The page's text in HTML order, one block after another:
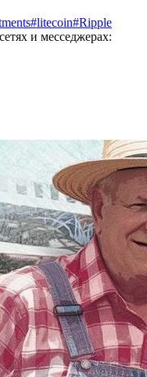
#litecoin#Ripple
и месседжерах: